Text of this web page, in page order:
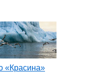
«Красина»